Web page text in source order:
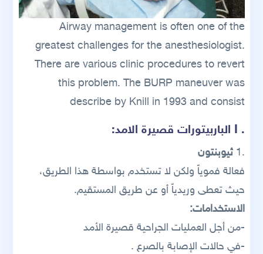
Airway management is often one of the
greatest challenges for the anesthesiologist.
There are various clinic procedures to revert
this problem. The BURP maneuver was
describe by Knill in 1993 and consist
. I الباربيتورات قصيرة الامد:
.1
ثيوبنتون
فعالة فموياً ولكن لا تستخدم بواسطة هذا الطريق،
حيث تعطى وريدياً أو عن طريق المستقيم.
الاستخدامات:
-من أجل العمليات الجراحية قصيرة الأمد
-في حالات الإصابة بالصرع .